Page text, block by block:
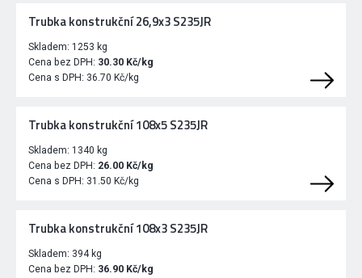
Trubka konstrukční 26,9x3 S235JR
Skladem: 1253 kg
Cena bez DPH: 30.30 Kč/kg
Cena s DPH: 36.70 Kč/kg
Trubka konstrukční 108x5 S235JR
Skladem: 1340 kg
Cena bez DPH: 26.00 Kč/kg
Cena s DPH: 31.50 Kč/kg
Trubka konstrukční 108x3 S235JR
Skladem: 394 kg
Cena bez DPH: 36.90 Kč/kg